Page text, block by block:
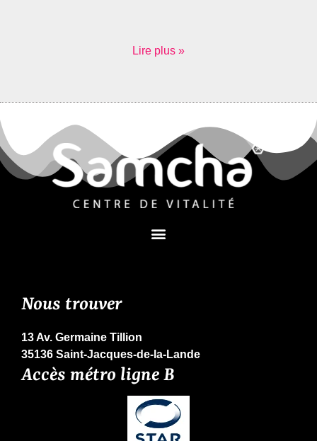
Lire plus »
Nous trouver
13 Av. Germaine Tillion
35136 Saint-Jacques-de-la-Lande
Accès métro ligne B